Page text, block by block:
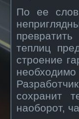
По ее
теплиц
строение
сохранит
наоборот,